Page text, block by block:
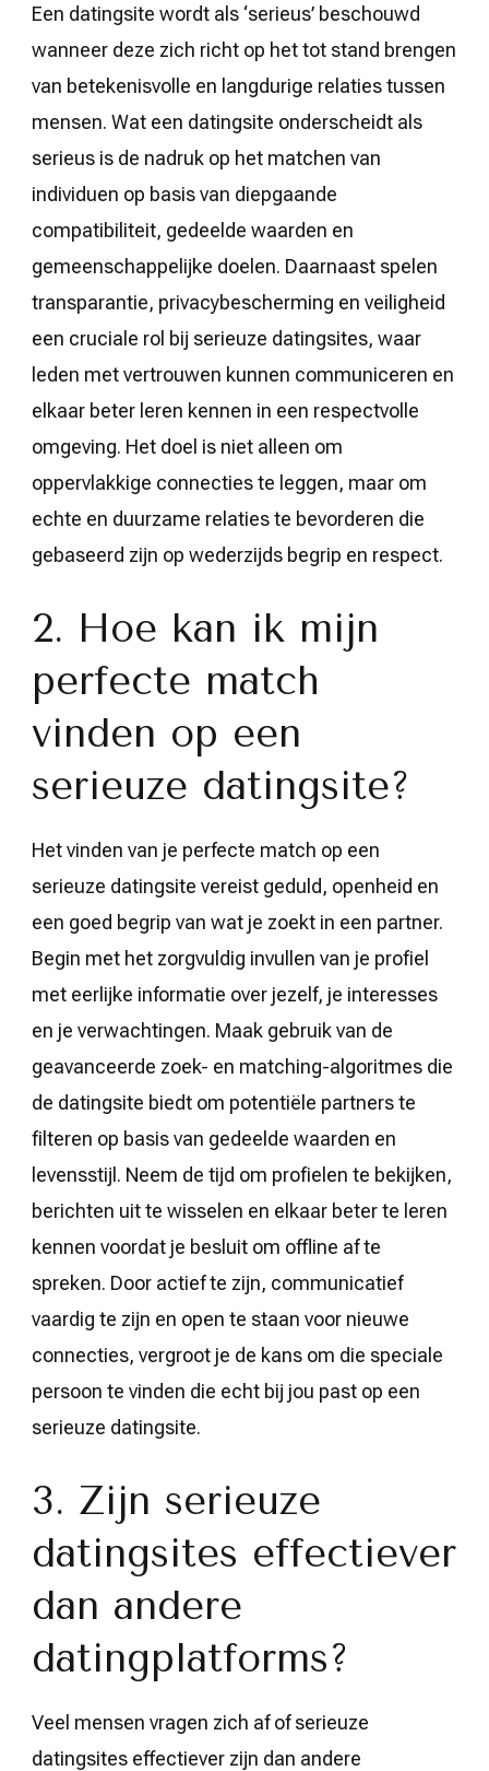
Een datingsite wordt als ‘serieus’ beschouwd
wanneer deze zich richt op het tot stand brengen
van betekenisvolle en langdurige relaties tussen
mensen. Wat een datingsite onderscheidt als
serieus is de nadruk op het matchen van
individuen op basis van diepgaande
compatibiliteit, gedeelde waarden en
gemeenschappelijke doelen. Daarnaast spelen
transparantie, privacybescherming en veiligheid
een cruciale rol bij serieuze datingsites, waar
leden met vertrouwen kunnen communiceren en
elkaar beter leren kennen in een respectvolle
omgeving. Het doel is niet alleen om
oppervlakkige connecties te leggen, maar om
echte en duurzame relaties te bevorderen die
gebaseerd zijn op wederzijds begrip en respect.
2. Hoe kan ik mijn
perfecte match
vinden op een
serieuze datingsite?
Het vinden van je perfecte match op een
serieuze datingsite vereist geduld, openheid en
een goed begrip van wat je zoekt in een partner.
Begin met het zorgvuldig invullen van je profiel
met eerlijke informatie over jezelf, je interesses
en je verwachtingen. Maak gebruik van de
geavanceerde zoek- en matching-algoritmes die
de datingsite biedt om potentiële partners te
filteren op basis van gedeelde waarden en
levensstijl. Neem de tijd om profielen te bekijken,
berichten uit te wisselen en elkaar beter te leren
kennen voordat je besluit om offline af te
spreken. Door actief te zijn, communicatief
vaardig te zijn en open te staan voor nieuwe
connecties, vergroot je de kans om die speciale
persoon te vinden die echt bij jou past op een
serieuze datingsite.
3. Zijn serieuze
datingsites effectiever
dan andere
datingplatforms?
Veel mensen vragen zich af of serieuze
datingsites effectiever zijn dan andere